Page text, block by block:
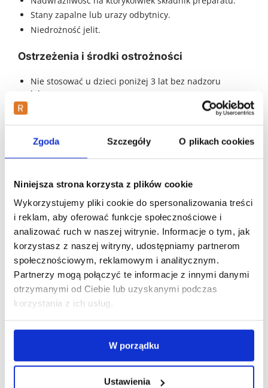
Zgoda Szczegóły O plikach cookies
Niniejsza strona korzysta z plików cookie
Wykorzystujemy pliki cookie do spersonalizowania treści
i reklam, aby oferować funkcje społecznościowe i
analizować ruch w naszej witrynie. Informacje o tym, jak
korzystasz z naszej witryny, udostępniamy partnerom
społecznościowym, reklamowym i analitycznym.
Partnerzy mogą połączyć te informacje z innymi danymi
otrzymanymi od Ciebie lub uzyskanymi podczas
korzystania z ich usług.
W porządku
Ustawienia
Stany zapalne lub urazy odbytnicy.
Niedrożność jelit.
Ostrzeżenia i środki ostrożności
Nie stosować u dzieci poniżej 3 lat bez nadzoru
lekarza.
Nie stosować długotrwale bez konsultacji medycznej,
W przypadku utrzymujących się lub nasilających
objawów zaparcia należy skonsultować się z lekarzem.
Rzadko mogą wystąpić: miejscowe podrażnienia,
pieczenie lub dyskomfort w odbycie.
W przypadku reakcji alergicznej – wysypka, świąd –
należy przerwać stosowanie i zgłosić lekarzowi.
Interakcje z innymi lekami
Brak istotnych danych dotyczących interakcji z innymi
lekami, ze względu na miejscowe działanie preparatu.
Stosowanie w szczególnych grupach
Dzieci